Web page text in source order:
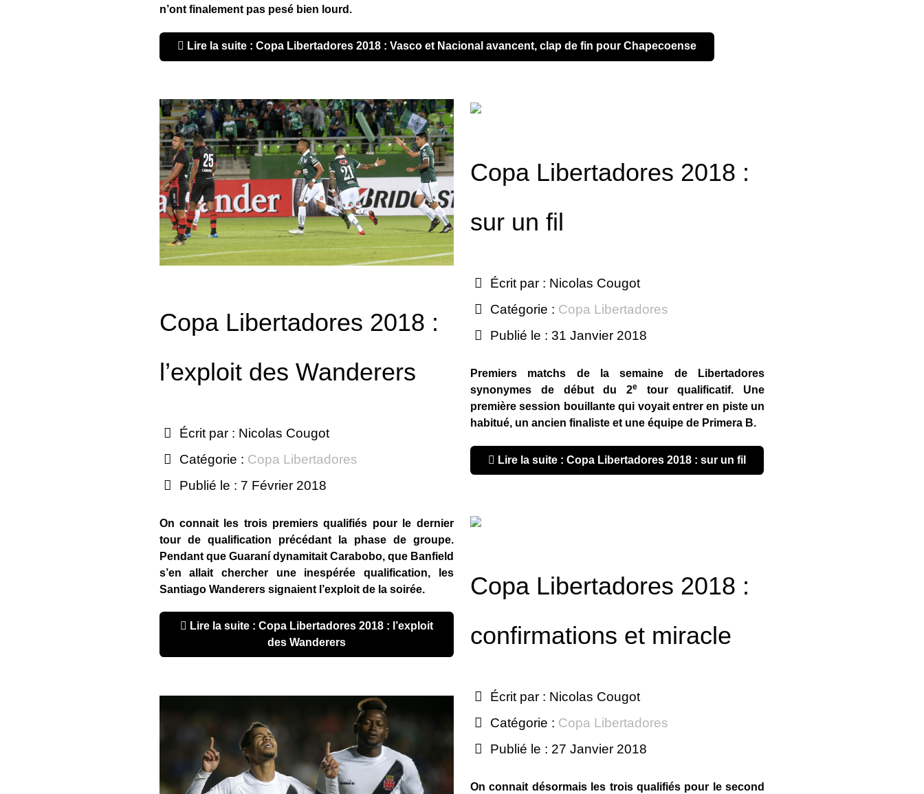
n’ont finalement pas pesé bien lourd.
Lire la suite : Copa Libertadores 2018 : Vasco et Nacional avancent, clap de fin pour Chapecoense
Copa Libertadores 2018 :
l’exploit des Wanderers
Écrit par : Nicolas Cougot
Catégorie : Copa Libertadores
Publié le : 7 Février 2018
On connait les trois premiers qualifiés pour le dernier
tour de qualification précédant la phase de groupe.
Pendant que Guaraní dynamitait Carabobo, que Banfield
s’en allait chercher une inespérée qualification, les
Santiago Wanderers signaient l’exploit de la soirée.
des Wanderers
Copa Libertadores 2018 :
sur un fil
Écrit par : Nicolas Cougot
Catégorie : Copa Libertadores
Publié le : 31 Janvier 2018
Premiers matchs de la semaine de Libertadores
synonymes de début du 2e
tour qualificatif. Une
première session bouillante qui voyait entrer en piste un
habitué, un ancien finaliste et une équipe de Primera B.
Lire la suite : Copa Libertadores 2018 : sur un fil
Copa Libertadores 2018 :
confirmations et miracle
Écrit par : Nicolas Cougot
Catégorie : Copa Libertadores
Publié le : 27 Janvier 2018
On connait désormais les trois qualifiés pour le second